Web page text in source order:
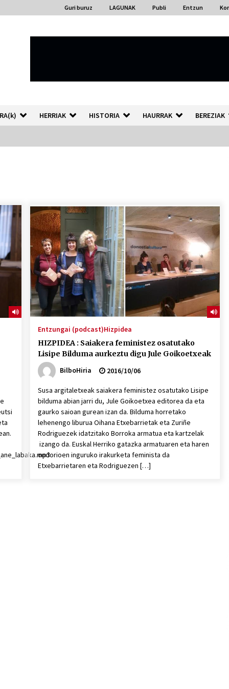
Guri buruz LAGUNAK Publi Entzun
HERRIAK HISTORIA HAURRAK BEREZIAK
Auzoportala : 1×04 Auzofoniak
2026/07/15
Larunbatean Plentziako Itsas
Martxa ospatuko da
2026/07/07
SOINUGELA: Paul McCartney eta
Ringo Starr-en lan berriak
Entzungai (podcast)Hizpidea
HIZPIDEA : Saiakera feministez osatutako
Lisipe Bilduma aurkeztu digu Jule Goikoetxeak
BilboHiria
2016/10/06
Susa argitaletxeak saiakera feministez osatutako Lisipe
bilduma abian jarri du, Jule Goikoetxea editorea da eta
gaurko saioan gurean izan da. Bilduma horretako
lehenengo liburua Oihana Etxebarrietak eta Zuriñe
Rodriguezek idatzitako Borroka armatua eta kartzelak
izango da. Euskal Herriko gatazka armatuaren eta haren
ondorioen inguruko irakurketa feminista da
Etxebarrietaren eta Rodriguezen […]